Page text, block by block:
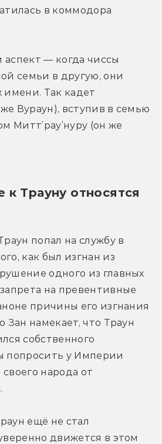
в коммодора
— когда чиссы
семьи в другую, они
имени. Так кадет
же Вураун), вступив в семью
Митт’рау’нуру (он же
к Трауну относятся
попал на службу в
как был изгнан из
одного из главных
на превентивные
причины его изгнания
Зан намекает, что Траун
собственного
попросить у Империи
народа от
ещё не стал
движется в этом